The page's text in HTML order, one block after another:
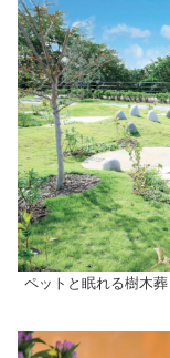
ペットと眠れる樹木